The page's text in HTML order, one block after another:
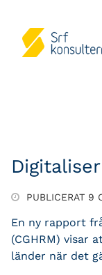
PUBLICERAT 9
En ny rapport
(CGHRM) visar
länder när det